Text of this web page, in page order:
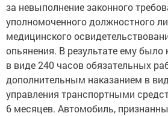
за невыполнение законного
уполномоченного должностного
медицинского
опьянения. В результате ему было
в виде 240 часов обязательных
дополнительным наказанием в
управления транспортными
6 месяцев. Автомобиль,